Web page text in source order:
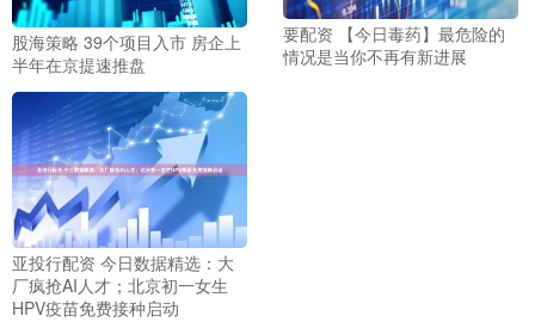
股海策略 39个项目入市 房企上
半年在京提速推盘
要配资 【今日毒药】最危险的
情况是当你不再有新进展
亚投行配资 今日数据精选：大
厂疯抢AI人才；北京初一女生
HPV疫苗免费接种启动